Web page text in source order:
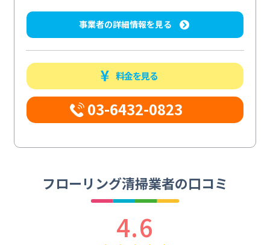
事業者の詳細情報を見る
料金を見る
03-6432-0823
フローリング清掃業者の口コミ
4.6